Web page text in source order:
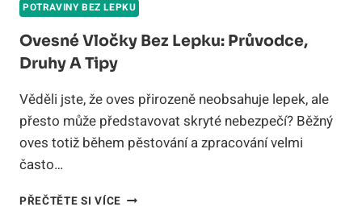
POTRAVINY BEZ LEPKU
Ovesné Vločky Bez Lepku: Průvodce,
Druhy A Tipy
Věděli jste, že oves přirozeně neobsahuje lepek, ale
přesto může představovat skryté nebezpečí? Běžný
oves totiž během pěstování a zpracování velmi
často…
PŘEČTĚTE SI VÍCEOVESNÉ